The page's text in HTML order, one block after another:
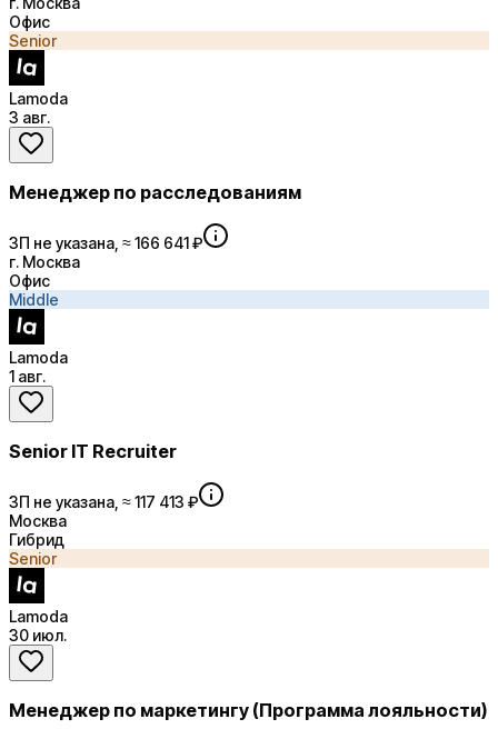
Офис
Senior
Lamoda
3 авг.
Менеджер по расследованиям
ЗП не указана, ≈ 166 641 ₽
г. Москва
Офис
Middle
Lamoda
1 авг.
Senior IT Recruiter
ЗП не указана, ≈ 117 413 ₽
Москва
Гибрид
Senior
Lamoda
30 июл.
Менеджер по маркетингу (Программа лояльности)